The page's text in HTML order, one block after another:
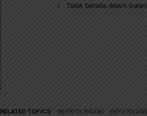
RELATED TOPICS: BERITA NGAWI KPU NGAWI